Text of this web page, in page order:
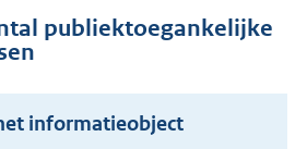
n
o
publiektoegankelijke
informatieobject